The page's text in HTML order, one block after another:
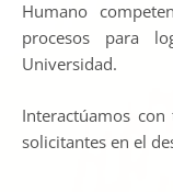
Humano
procesos para
Universidad.
Interactúamos
solicitantes en el